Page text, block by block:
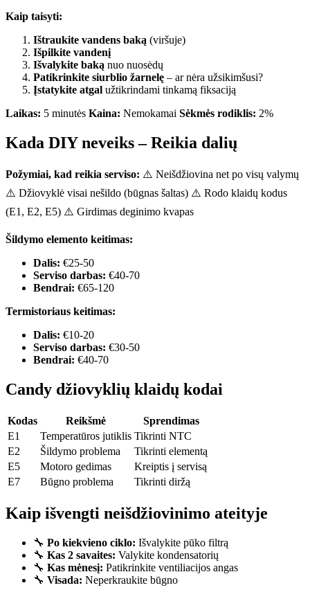
Kaip taisyti:
Ištraukite vandens baką (viršuje)
Išpilkite vandenį
Išvalykite baką nuo nuosėdų
Patikrinkite siurblio žarnelę – ar nėra užsikimšusi?
Įstatykite atgal užtikrindami tinkamą fiksaciją
Laikas: 5 minutės Kaina: Nemokamai Sėkmės rodiklis: 2%
Kada DIY neveiks – Reikia dalių
Požymiai, kad reikia serviso: ⚠️ Neišdžiovina net po visų valymų
⚠️ Džiovyklė visai nešildo (būgnas šaltas) ⚠️ Rodo klaidų kodus
(E1, E2, E5) ⚠️ Girdimas deginimo kvapas
Šildymo elemento keitimas:
Dalis: €25-50
Serviso darbas: €40-70
Bendrai: €65-120
Termistoriaus keitimas:
Dalis: €10-20
Serviso darbas: €30-50
Bendrai: €40-70
Candy džiovyklių klaidų kodai
Kodas Reikšmė
Sprendimas
E1
Temperatūros jutiklis Tikrinti NTC
E2
Šildymo problema
Tikrinti elementą
E5
Motoro gedimas
Kreiptis į servisą
E7
Būgno problema Tikrinti diržą
Kaip išvengti neišdžiovinimo ateityje
🔧 Po kiekvieno ciklo: Išvalykite pūko filtrą
🔧 Kas 2 savaites: Valykite kondensatorių
🔧 Kas mėnesį: Patikrinkite ventiliacijos angas
🔧 Visada: Neperkraukite būgno